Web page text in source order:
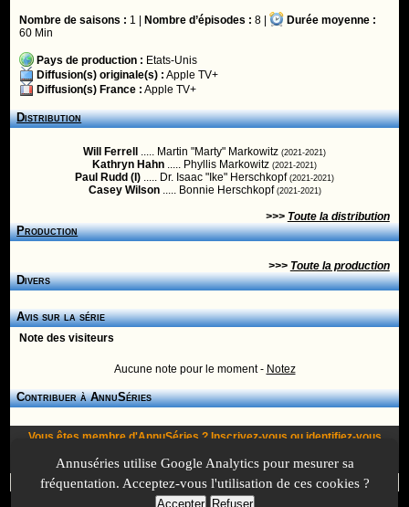
Nombre de saisons : 1 | Nombre d’épisodes : 8 |
Durée moyenne :
60 Min
Pays de production : Etats-Unis
Diffusion(s) originale(s) : Apple TV+
Diffusion(s) France : Apple TV+
Distribution
Will Ferrell ..... Martin "Marty" Markowitz (2021-2021)
Kathryn Hahn ..... Phyllis Markowitz (2021-2021)
Paul Rudd (I) ..... Dr. Isaac "Ike" Herschkopf (2021-2021)
Casey Wilson..... Bonnie Herschkopf (2021-2021)
>>> Toute la distribution
Production
>>> Toute la production
Divers
Avis sur la série
Note des visiteurs
Aucune note pour le moment - Notez
Contribuer à AnnuSéries
Vous êtes membre d'AnnuSéries ? Inscrivez-vous ou identifiez-vous
série !
Annuséries utilise Google Analytics pour mesurer sa
fréquentation. Acceptez-vous l'utilisation de ces cookies ?
Accepter Refuser